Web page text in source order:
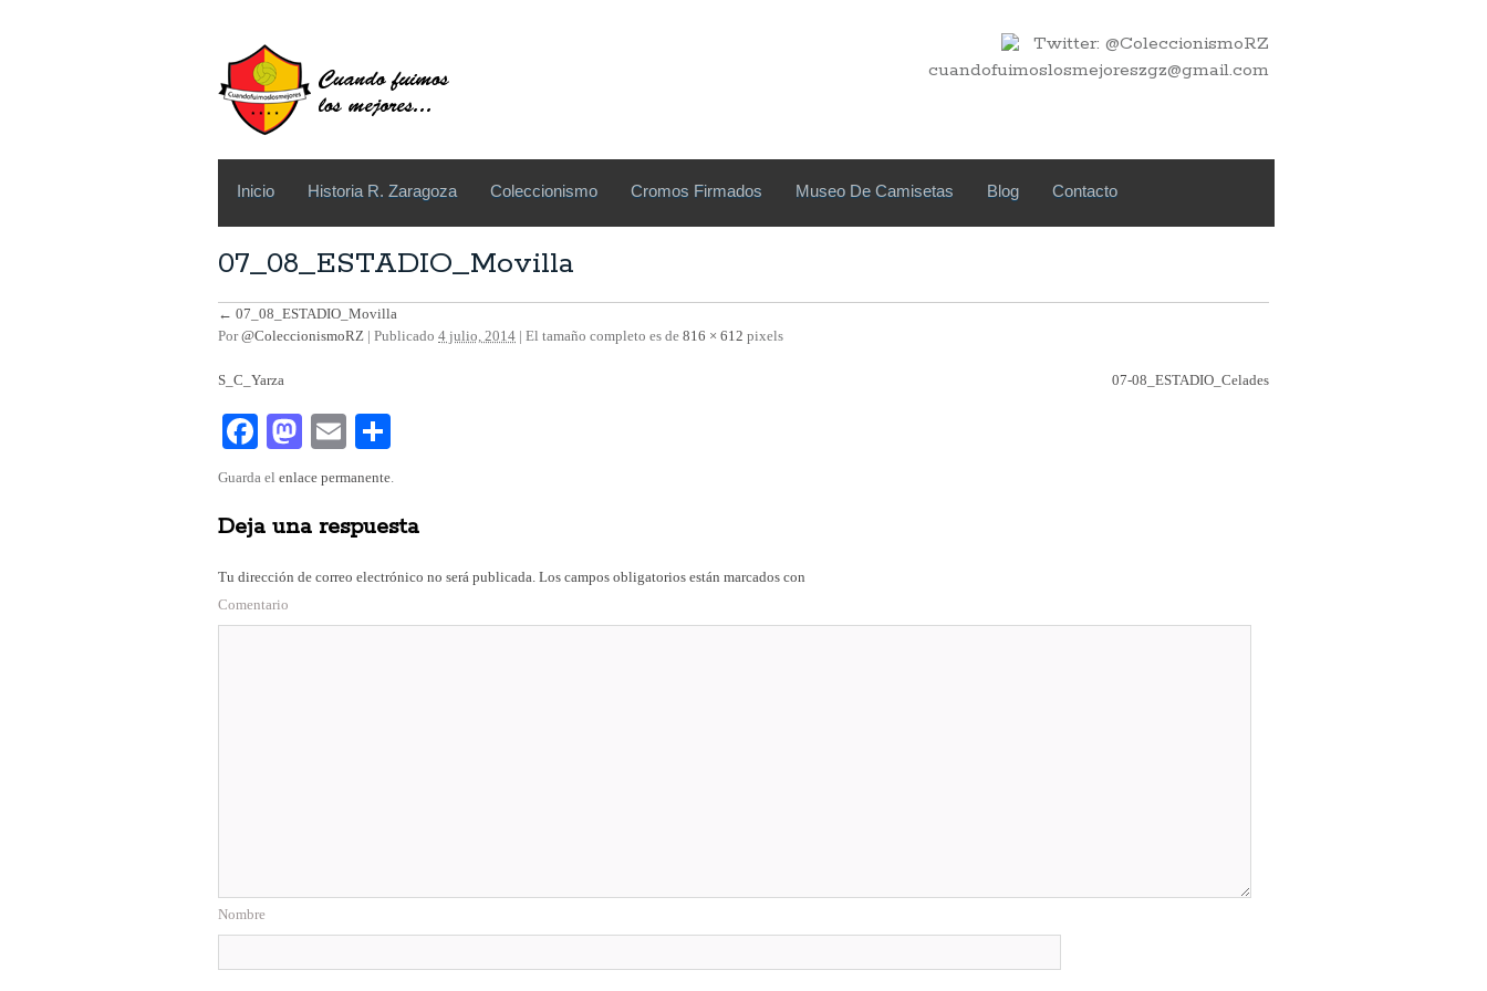
Twitter: @ColeccionismoRZ
cuandofuimoslosmejoreszgz@gmail.com
Inicio Historia R. Zaragoza Coleccionismo Cromos Firmados Museo De Camisetas Blog Contacto
07_08_ESTADIO_Movilla
← 07_08_ESTADIO_Movilla
Por@ColeccionismoRZ | Publicado 4 julio, 2014 | El tamaño completo es de 816 × 612 pixels
S_C_Yarza 07-08_ESTADIO_Celades
Fa
ce
ok
M
as
do
n
E
m
pa
rti
Guarda el enlace permanente.
Deja una respuesta
Tu dirección de correo electrónico no será publicada. Los campos obligatorios están marcados con
Comentario
Nombre